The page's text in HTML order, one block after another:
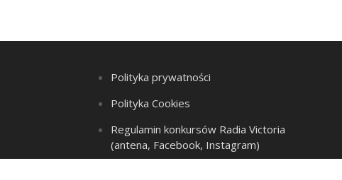
Polityka prywatności
Polityka Cookies
Regulamin konkursów Radia Victoria
(antena, Facebook, Instagram)